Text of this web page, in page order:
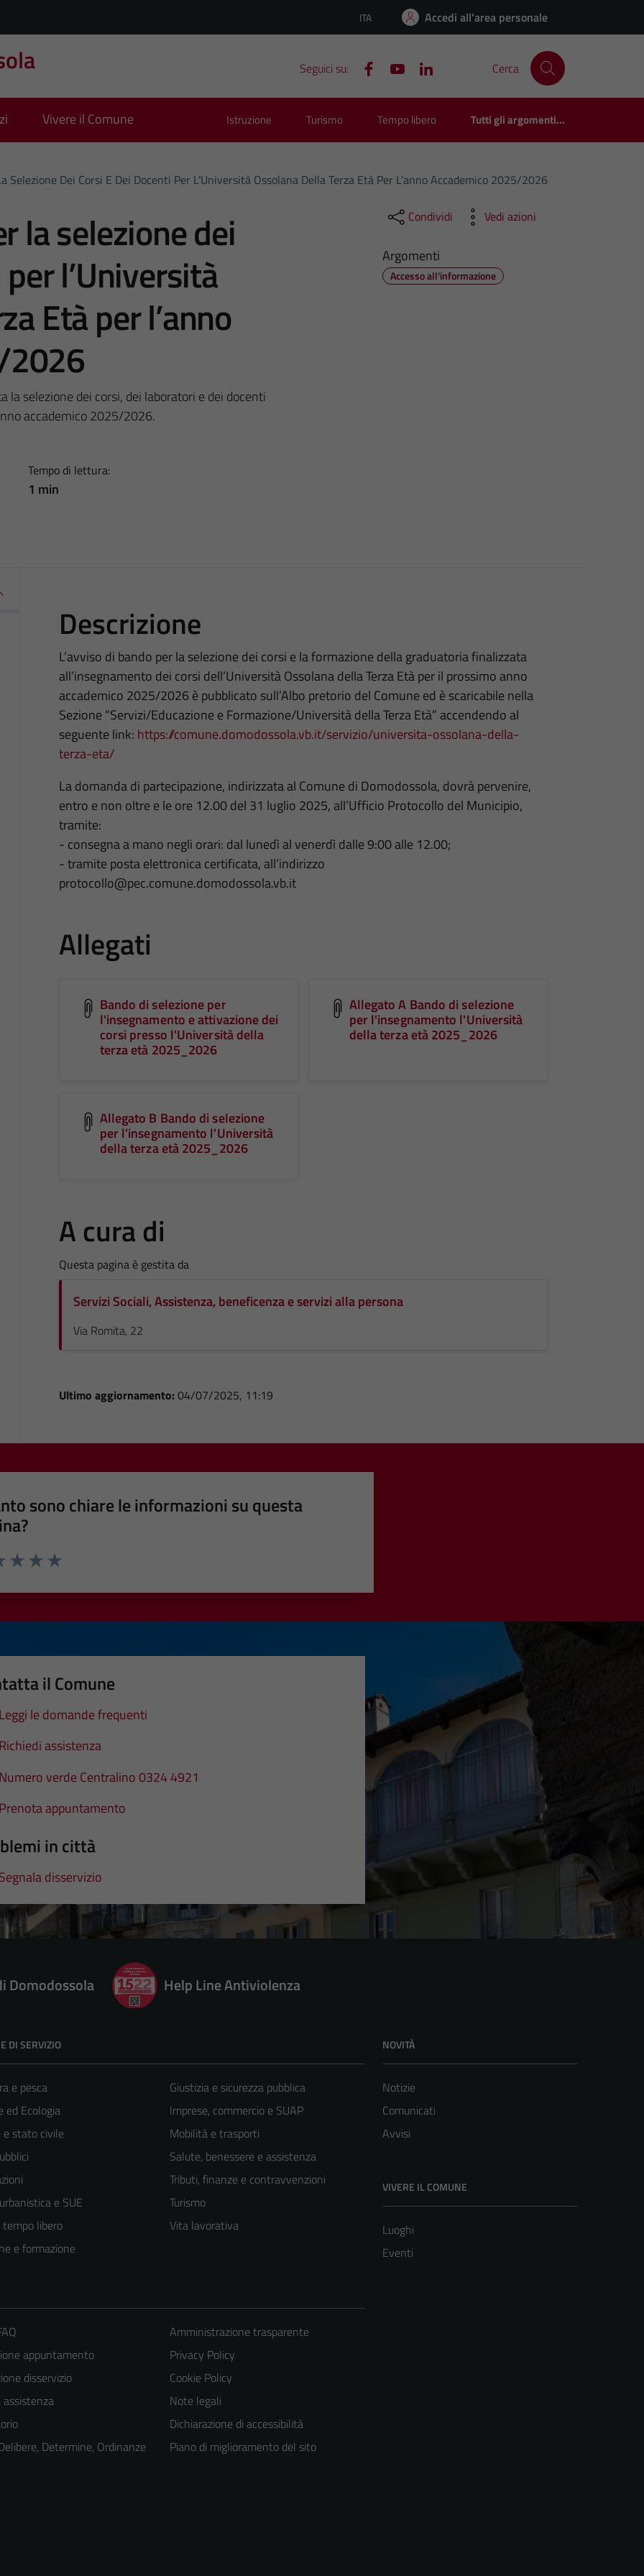
Lingua attiva:
ITA Accedi all'area personale
Seguici su: Cerca
Vivere il Comune Istruzione Turismo Tempo libero Tutti gli argomenti...
Selezione Dei Corsi E Dei Docenti Per L’Università Ossolana Della Terza Età Per L’anno Accademico 2025/2026
la selezione dei
l’Università
Età per l’anno
2026
la selezione dei corsi, dei laboratori e dei docenti
accademico 2025/2026.
Tempo di lettura:
1 min
Condividi Vedi azioni
Argomenti
Accesso all'informazione
Descrizione
L’avviso di bando per la selezione dei corsi e la formazione della graduatoria finalizzata
all’insegnamento dei corsi dell’Università Ossolana della Terza Età per il prossimo anno
accademico 2025/2026 è pubblicato sull’Albo pretorio del Comune ed è scaricabile nella
Sezione “Servizi/Educazione e Formazione/Università della Terza Età” accendendo al
seguente link: https://comune.domodossola.vb.it/servizio/universita-ossolana-della-
terza-eta/
La domanda di partecipazione, indirizzata al Comune di Domodossola, dovrà pervenire,
entro e non oltre e le ore 12.00 del 31 luglio 2025, all’Ufficio Protocollo del Municipio,
tramite:
- consegna a mano negli orari: dal lunedì al venerdì dalle 9:00 alle 12.00;
- tramite posta elettronica certificata, all’indirizzo
protocollo@pec.comune.domodossola.vb.it
Allegati
Bando di selezione per
l'insegnamento e attivazione dei
corsi presso l'Università della
terza età 2025_2026
Allegato A Bando di selezione
per l'insegnamento l'Università
della terza età 2025_2026
Allegato B Bando di selezione
per l'insegnamento l'Università
della terza età 2025_2026
A cura di
Questa pagina è gestita da
Servizi Sociali, Assistenza, beneficenza e servizi alla persona
Via Romita, 22
Ultimo aggiornamento: 04/07/2025, 11:19
sono chiare le informazioni su questa
il Comune
Leggi le domande frequenti
Richiedi assistenza
Numero verde Centralino 0324 4921
Prenota appuntamento
in città
Segnala disservizio
Domodossola Help Line Antiviolenza
DI SERVIZIO
e pesca
ed Ecologia
e stato civile
e SUE
libero
e formazione
Giustizia e sicurezza pubblica
Imprese, commercio e SUAP
Mobilità e trasporti
Salute, benessere e assistenza
Tributi, finanze e contravvenzioni
Turismo
Vita lavorativa
NOVITÀ
Notizie
Comunicati
Avvisi
VIVERE IL COMUNE
Luoghi
Eventi
appuntamento
disservizio
assistenza
Determine, Ordinanze
Amministrazione trasparente
Privacy Policy
Cookie Policy
Note legali
Dichiarazione di accessibilità
Piano di miglioramento del sito